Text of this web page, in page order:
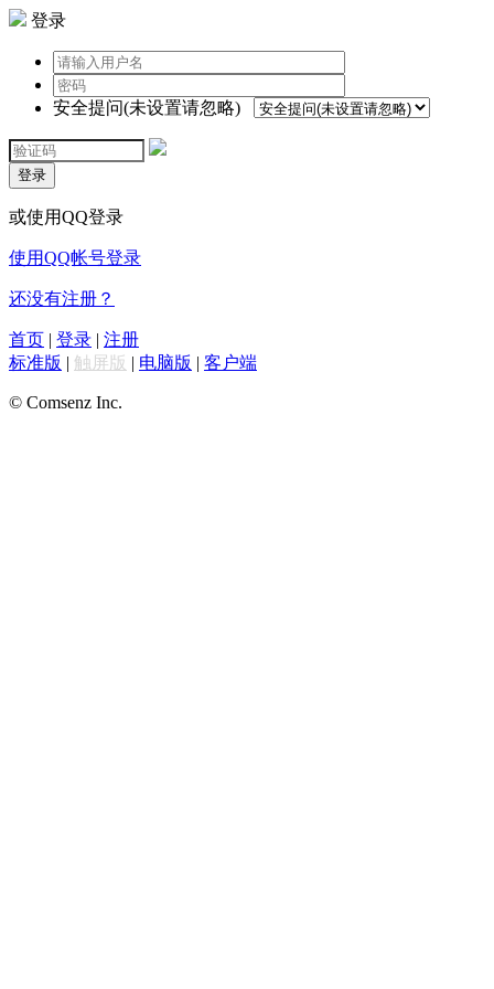
登录
安全提问(未设置请忽略)
登录
或使用QQ登录
使用QQ帐号登录
还没有注册？
首页 | 登录 | 注册
标准版 | 触屏版 | 电脑版 | 客户端
© Comsenz Inc.